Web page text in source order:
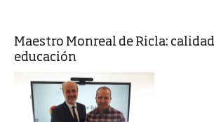
Maestro Monreal de Ricla:
educación